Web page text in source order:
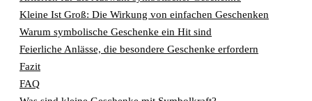
Kleine Ist Groß: Die Wirkung von einfachen Geschenken
Warum symbolische Geschenke ein Hit sind
Feierliche Anlässe, die besondere Geschenke erfordern
Fazit
FAQ